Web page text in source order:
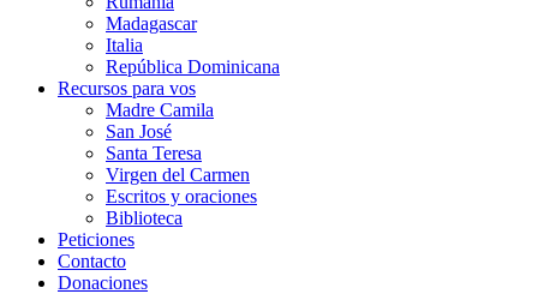
Madagascar
Italia
República Dominicana
Recursos para vos
Madre Camila
San José
Santa Teresa
Virgen del Carmen
Escritos y oraciones
Biblioteca
Peticiones
Contacto
Donaciones